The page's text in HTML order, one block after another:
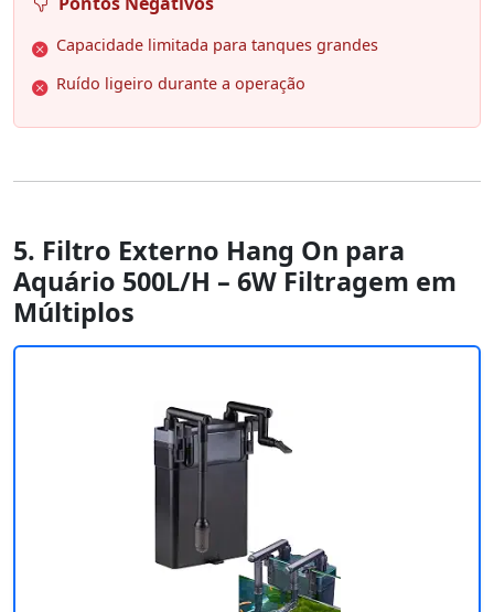
Capacidade limitada para tanques grandes
Ruído ligeiro durante a operação
5. Filtro Externo Hang On para
Aquário 500L/H – 6W Filtragem em
Múltiplos